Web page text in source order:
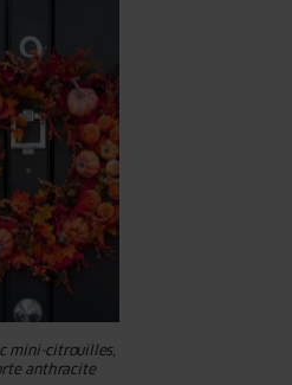
mini-citrouilles, glands et feuilles rouges
anthracite